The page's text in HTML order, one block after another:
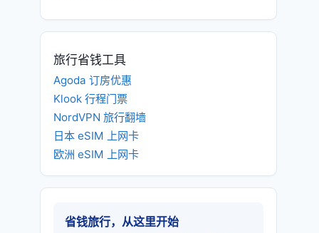
旅行省钱工具
Agoda 订房优惠
Klook 行程门票
NordVPN 旅行翻墙
日本 eSIM 上网卡
欧洲 eSIM 上网卡
省钱旅行，从这里开始